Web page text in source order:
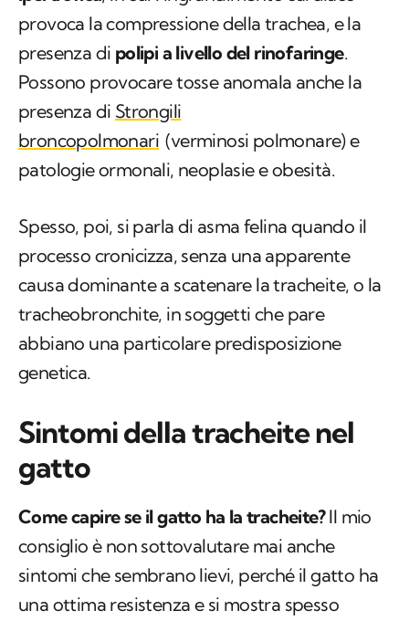
provoca la compressione della trachea, e la
presenza di polipi a livello del rinofaringe.
Possono provocare tosse anomala anche la
presenza di Strongili
broncopolmonari (verminosi polmonare) e
patologie ormonali, neoplasie e obesità.
Spesso, poi, si parla di asma felina quando il
processo cronicizza, senza una apparente
causa dominante a scatenare la tracheite, o la
tracheobronchite, in soggetti che pare
abbiano una particolare predisposizione
genetica.
Sintomi della tracheite nel
gatto
Come capire se il gatto ha la tracheite?Il mio
consiglio è non sottovalutare mai anche
sintomi che sembrano lievi, perché il gatto ha
una ottima resistenza e si mostra spesso